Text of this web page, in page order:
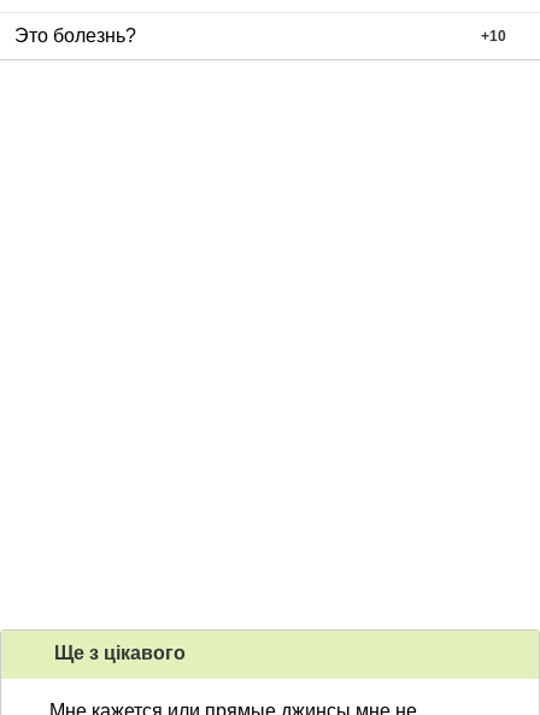
Это болезнь? +10
Ще з цiкавого
Мне кажется или прямые джинсы мне не